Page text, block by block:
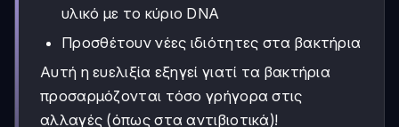
υλικό με το κύριο DNA
Προσθέτουν νέες ιδιότητες στα βακτήρια
Αυτή η ευελιξία εξηγεί γιατί τα βακτήρια
προσαρμόζονται τόσο γρήγορα στις
αλλαγές (όπως στα αντιβιοτικά)!